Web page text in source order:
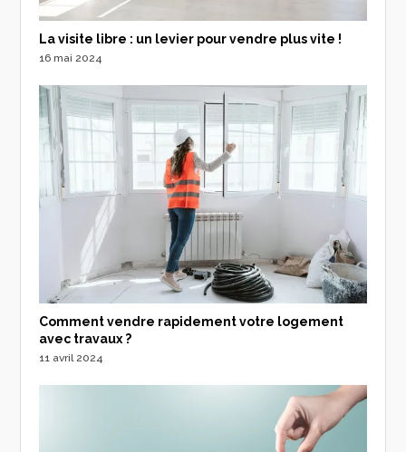
La visite libre : un levier pour vendre plus vite !
16 mai 2024
Comment vendre rapidement votre logement
avec travaux ?
11 avril 2024